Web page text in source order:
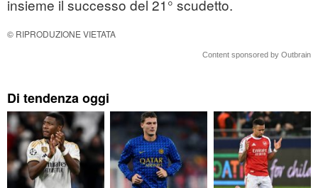
insieme il successo del 21° scudetto.
© RIPRODUZIONE VIETATA
Content sponsored by Outbrain
Di tendenza oggi